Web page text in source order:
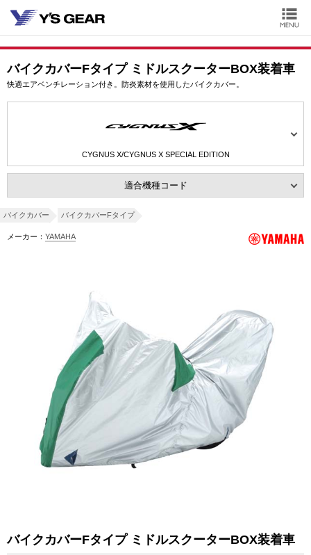
バイクカバーFタイプ ミドルスクーターBOX装着車
快適エアベンチレーション付き。防炎素材を使用したバイクカバー。
CYGNUS X/CYGNUS X SPECIAL EDITION
適合機種コード
バイクカバー バイクカバーFタイプ
メーカー： YAMAHA
バイクカバーFタイプ ミドルスクーターBOX装着車